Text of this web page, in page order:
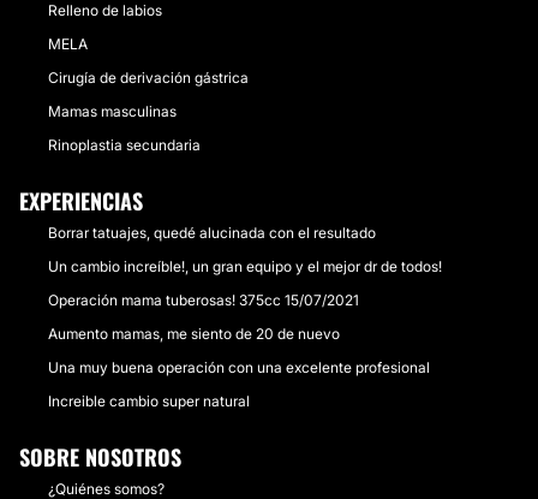
Relleno de labios
MELA
Cirugía de derivación gástrica
Mamas masculinas
Rinoplastia secundaria
EXPERIENCIAS
Borrar tatuajes, quedé alucinada con el resultado
Un cambio increíble!, un gran equipo y el mejor dr de todos!
Operación mama tuberosas! 375cc 15/07/2021
Aumento mamas, me siento de 20 de nuevo
Una muy buena operación con una excelente profesional
Increible cambio super natural
SOBRE NOSOTROS
¿Quiénes somos?